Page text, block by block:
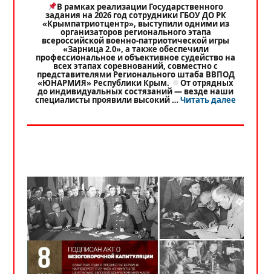
В рамках реализации Государственного
задания на 2026 год сотрудники ГБОУ ДО РК
«Крымпатриотцентр», выступили одними из
организаторов регионального этапа
всероссийской военно-патриотической игры
«Зарница 2.0», а также обеспечили
профессиональное и объективное судейство на
всех этапах соревнований, совместно с
представителями Регионального штаба ВВПОД
«ЮНАРМИЯ» Республики Крым. От отрядных
до индивидуальных состязаний — везде наши
специалисты проявили высокий …Читать далее«